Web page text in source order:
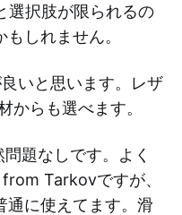
選択肢が限られるの
しれません。
いと思います。レザ
からも選べます。
題なしです。よく
Tarkovですが、
通に使えてます。滑